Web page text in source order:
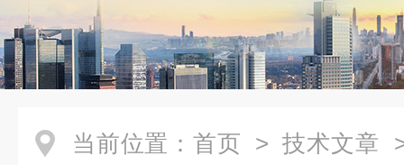
当前位置： 首页 > 技术文章